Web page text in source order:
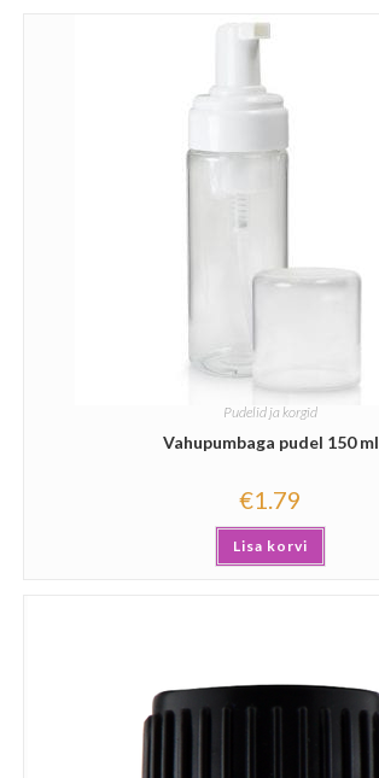
Pudelid ja korgid
Vahupumbaga pudel 150 ml
€1.79
Lisa korvi